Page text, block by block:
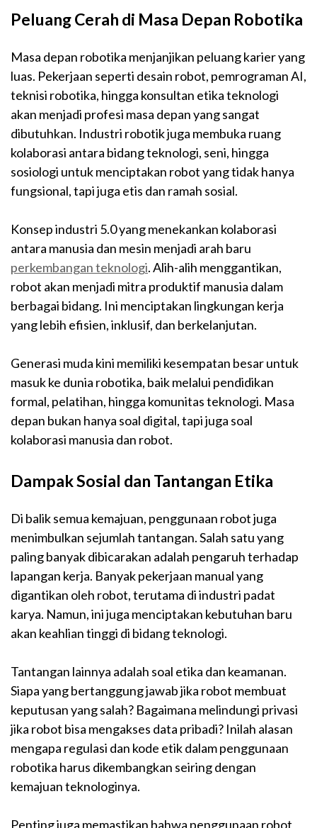
Peluang Cerah di Masa Depan Robotika
Masa depan robotika menjanjikan peluang karier yang
luas. Pekerjaan seperti desain robot, pemrograman AI,
teknisi robotika, hingga konsultan etika teknologi
akan menjadi profesi masa depan yang sangat
dibutuhkan. Industri robotik juga membuka ruang
kolaborasi antara bidang teknologi, seni, hingga
sosiologi untuk menciptakan robot yang tidak hanya
fungsional, tapi juga etis dan ramah sosial.
Konsep industri 5.0 yang menekankan kolaborasi
antara manusia dan mesin menjadi arah baru
perkembangan teknologi. Alih-alih menggantikan,
robot akan menjadi mitra produktif manusia dalam
berbagai bidang. Ini menciptakan lingkungan kerja
yang lebih efisien, inklusif, dan berkelanjutan.
Generasi muda kini memiliki kesempatan besar untuk
masuk ke dunia robotika, baik melalui pendidikan
formal, pelatihan, hingga komunitas teknologi. Masa
depan bukan hanya soal digital, tapi juga soal
kolaborasi manusia dan robot.
Dampak Sosial dan Tantangan Etika
Di balik semua kemajuan, penggunaan robot juga
menimbulkan sejumlah tantangan. Salah satu yang
paling banyak dibicarakan adalah pengaruh terhadap
lapangan kerja. Banyak pekerjaan manual yang
digantikan oleh robot, terutama di industri padat
karya. Namun, ini juga menciptakan kebutuhan baru
akan keahlian tinggi di bidang teknologi.
Tantangan lainnya adalah soal etika dan keamanan.
Siapa yang bertanggung jawab jika robot membuat
keputusan yang salah? Bagaimana melindungi privasi
jika robot bisa mengakses data pribadi? Inilah alasan
mengapa regulasi dan kode etik dalam penggunaan
robotika harus dikembangkan seiring dengan
kemajuan teknologinya.
Penting juga memastikan bahwa penggunaan robot